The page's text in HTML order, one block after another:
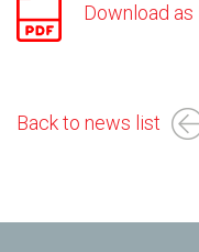
Download as
Back to news list